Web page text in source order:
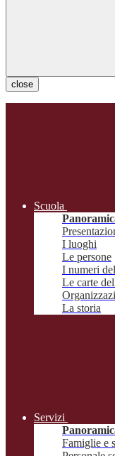
close
Scuola
I luoghi
Le persone
I numeri
Le carte
La storia
Servizi
Famiglie e